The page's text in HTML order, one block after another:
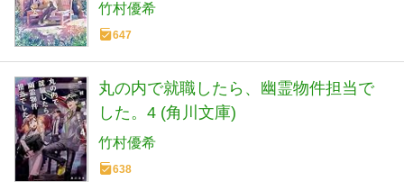
竹村優希
647
丸の内で就職したら、幽霊物件担当で
した。4 (角川文庫)
竹村優希
638